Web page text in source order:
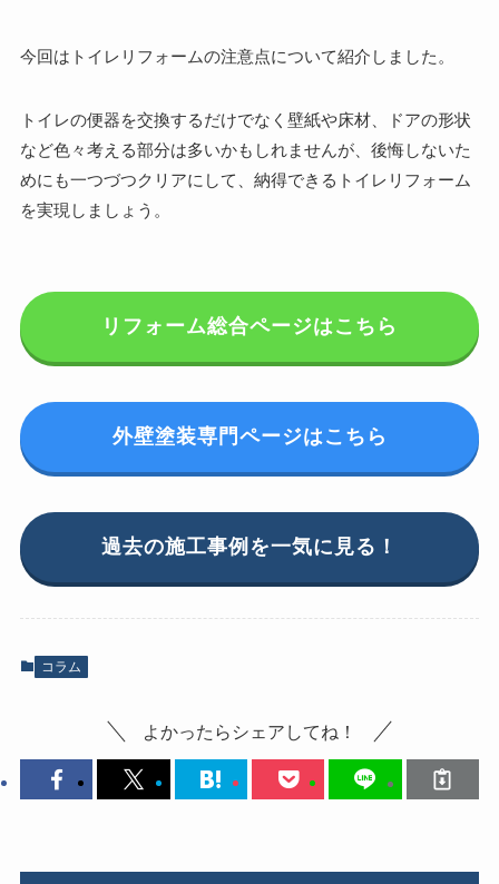
今回はトイレリフォームの注意点について紹介しました。
トイレの便器を交換するだけでなく壁紙や床材、ドアの形状
など色々考える部分は多いかもしれませんが、後悔しないた
めにも一つづつクリアにして、納得できるトイレリフォーム
を実現しましょう。
リフォーム総合ページはこちら
外壁塗装専門ページはこちら
過去の施工事例を一気に見る！
コラム
よかったらシェアしてね！